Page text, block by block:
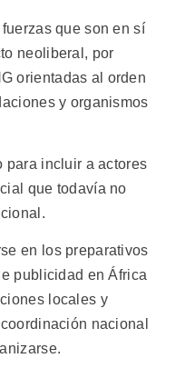
que son en sí
neoliberal, por
orientadas al orden
y organismos
para incluir a actores
que todavía no
en los preparativos
publicidad en África
locales y
nacional